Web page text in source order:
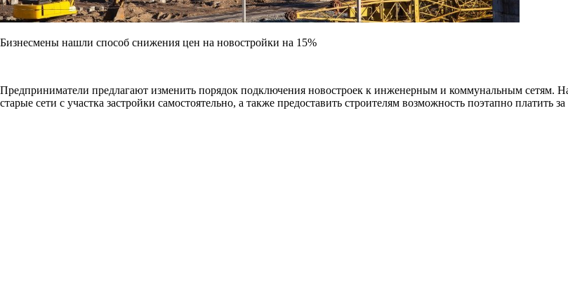
Бизнесмены нашли способ снижения цен на новостройки на 15%
Предприниматели предлагают изменить порядок подключения новостроек к инженерным и коммунальным сетям.
старые сети с участка застройки самостоятельно, а также предоставить строителям возможность поэтапно платить